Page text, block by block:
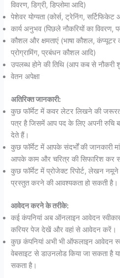
विवरण, डिग्री, डिप्लोमा आदि)
पेशेवर योग्यता (कोर्स, ट्रेनिंग, सर्टिफिकेट
कार्य अनुभव (पिछले नौकरियों का विवरण,
कौशल और क्षमताएं (भाषा कौशल, कंप्यूटर
प्रोग्रामिंग, प्रबंधन कौशल आदि)
उपलब्ध होने की तिथि (आप कब से
वेतन अपेक्षा
अतिरिक्त जानकारी:
कुछ फॉर्मेट में कवर लेटर लिखने की जरूरत
पत्र है जिसमें आप पद के लिए अपनी रुचि
देते हैं।
कुछ फॉर्मेट में आपके संदर्भों की जानकारी
आपके काम और चरित्र की सिफारिश कर
कुछ फॉर्मेट में प्रोजेक्ट रिपोर्ट, लेखन
प्रस्तुत करने की आवश्यकता हो सकती है।
आवेदन करने के तरीके:
कई कंपनियां अब ऑनलाइन आवेदन
करियर पेज देखें और वहां से आवेदन करें।
कुछ कंपनियां अभी भी ऑफलाइन आवेदन
वेबसाइट से डाउनलोड किया जा सकता है
सकता है।